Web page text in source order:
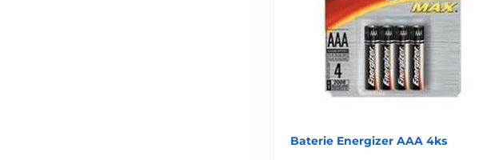
Baterie Energizer AAA 4ks